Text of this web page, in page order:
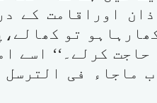
اوراقامت کے
تو
کرلے۔‘‘ اسے